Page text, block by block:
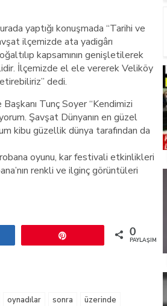
yaptığı konuşmada “Tarihi ve
ilçemizde ata yadigârı
kapsamının genişletilerek
İlçemizde el ele vererek Veliköy
dedi.
Tunç Soyer “Kendimizi
Şavşat Dünyanın en güzel
kibu güzellik dünya tarafından da
oyunu, kar festivali etkinlikleri
renkli ve ilginç görüntüleri
0
PAYLAŞIMLAR
oynadılar sonra üzerinde